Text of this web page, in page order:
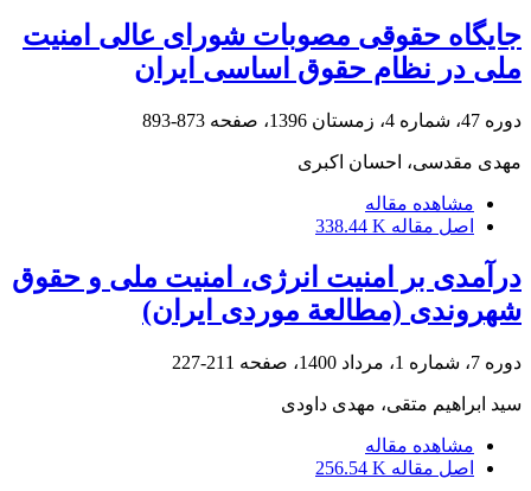
جایگاه حقوقی مصوبات شورای عالی امنیت
ملی در نظام حقوق اساسی ایران
دوره 47، شماره 4، زمستان 1396، صفحه 873-893
مهدی مقدسی، احسان اکبری
مشاهده مقاله
اصل مقاله 338.44 K
درآمدی بر امنیت انرژی، امنیت ملی و حقوق
شهروندی ‏‏(مطالعة موردی ایران)‏
دوره 7، شماره 1، مرداد 1400، صفحه 211-227
سید ابراهیم متقی، مهدی داودی
مشاهده مقاله
اصل مقاله 256.54 K